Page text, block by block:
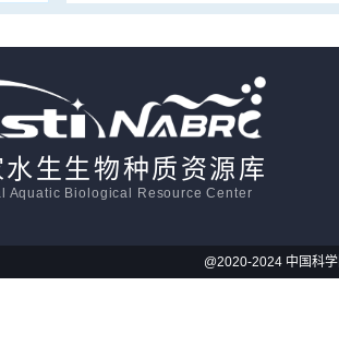
水生生物种质资源库
Aquatic Biological Resource Center
@2020-2024 中国科